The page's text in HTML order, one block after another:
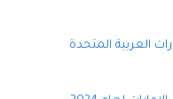
العربية المتحدة